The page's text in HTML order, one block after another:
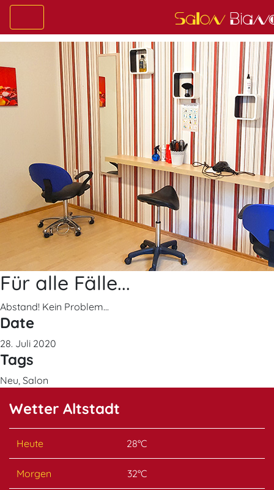
Für alle Fälle...
Abstand! Kein Problem...
Date
28. Juli 2020
Tags
Neu, Salon
Wetter Altstadt
Heute 28°C
Morgen 32°C